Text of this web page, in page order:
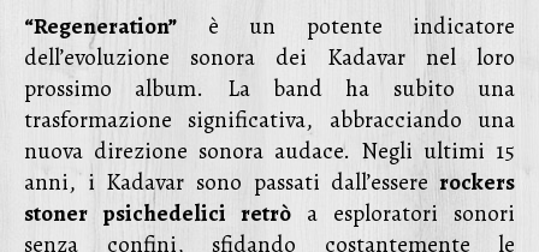
“Regeneration” è un potente indicatore
dell’evoluzione sonora dei Kadavar nel loro
prossimo album. La band ha subito una
trasformazione significativa, abbracciando una
nuova direzione sonora audace. Negli ultimi 15
anni, i Kadavar sono passati dall’essere rockers
stoner psichedelici retrò a esploratori sonori
senza confini, sfidando costantemente le